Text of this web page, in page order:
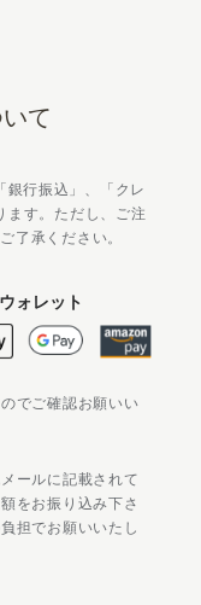
て
銀行振込」、「クレ
ます。ただし、ご注
了承ください。
ォレット
でご確認お願いい
ールに記載されて
をお振り込み下さ
担でお願いいたし